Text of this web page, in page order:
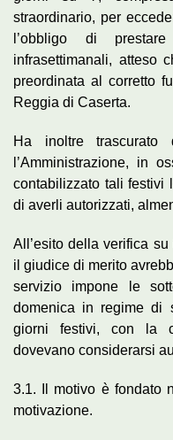
straordinario, per
l’obbligo di
infrasettimanali, atteso
preordinata al corretto
Reggia di Caserta.
Ha inoltre
l’Amministrazione, in
contabilizzato tali festivi
di averli autorizzati,
All’esito della verifica
il giudice di merito
servizio impone le
domenica in regime di
giorni festivi, con la
dovevano considerarsi
3.1. Il motivo è fondato
motivazione.